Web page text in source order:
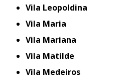
Vila Leopoldina
Vila Maria
Vila Mariana
Vila Matilde
Vila Medeiros